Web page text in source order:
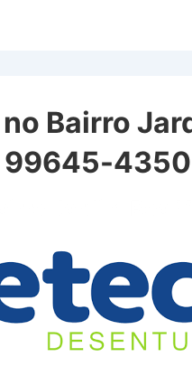
Bairro
99645-4350